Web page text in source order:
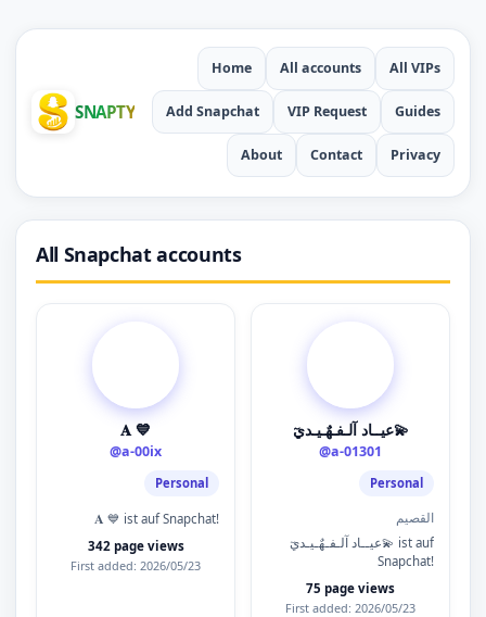
SNAPTY
Home All accounts All VIPs
Add Snapchat VIP Request Guides
About Contact Privacy
All Snapchat accounts
𝐀 💙
@a-00ix
Personal
𝐀 💙 ist auf Snapchat!
342 page views
First added: 2026/05/23
عيــاد آلـفـهٌـيـديٓ💫
@a-01301
Personal
القصيم
عيــاد آلـفـهٌـيـديٓ💫 ist auf
Snapchat!
75 page views
First added: 2026/05/23